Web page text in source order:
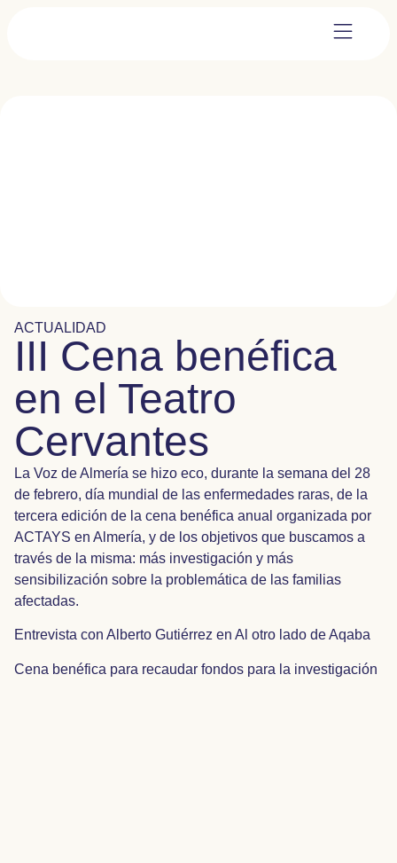
ACTUALIDAD
III Cena benéfica
en el Teatro
Cervantes
La Voz de Almería se hizo eco, durante la semana del 28
de febrero, día mundial de las enfermedades raras, de la
tercera edición de la cena benéfica anual organizada por
ACTAYS en Almería, y de los objetivos que buscamos a
través de la misma: más investigación y más
sensibilización sobre la problemática de las familias
afectadas.
Entrevista con Alberto Gutiérrez en Al otro lado de Aqaba
Cena benéfica para recaudar fondos para la investigación